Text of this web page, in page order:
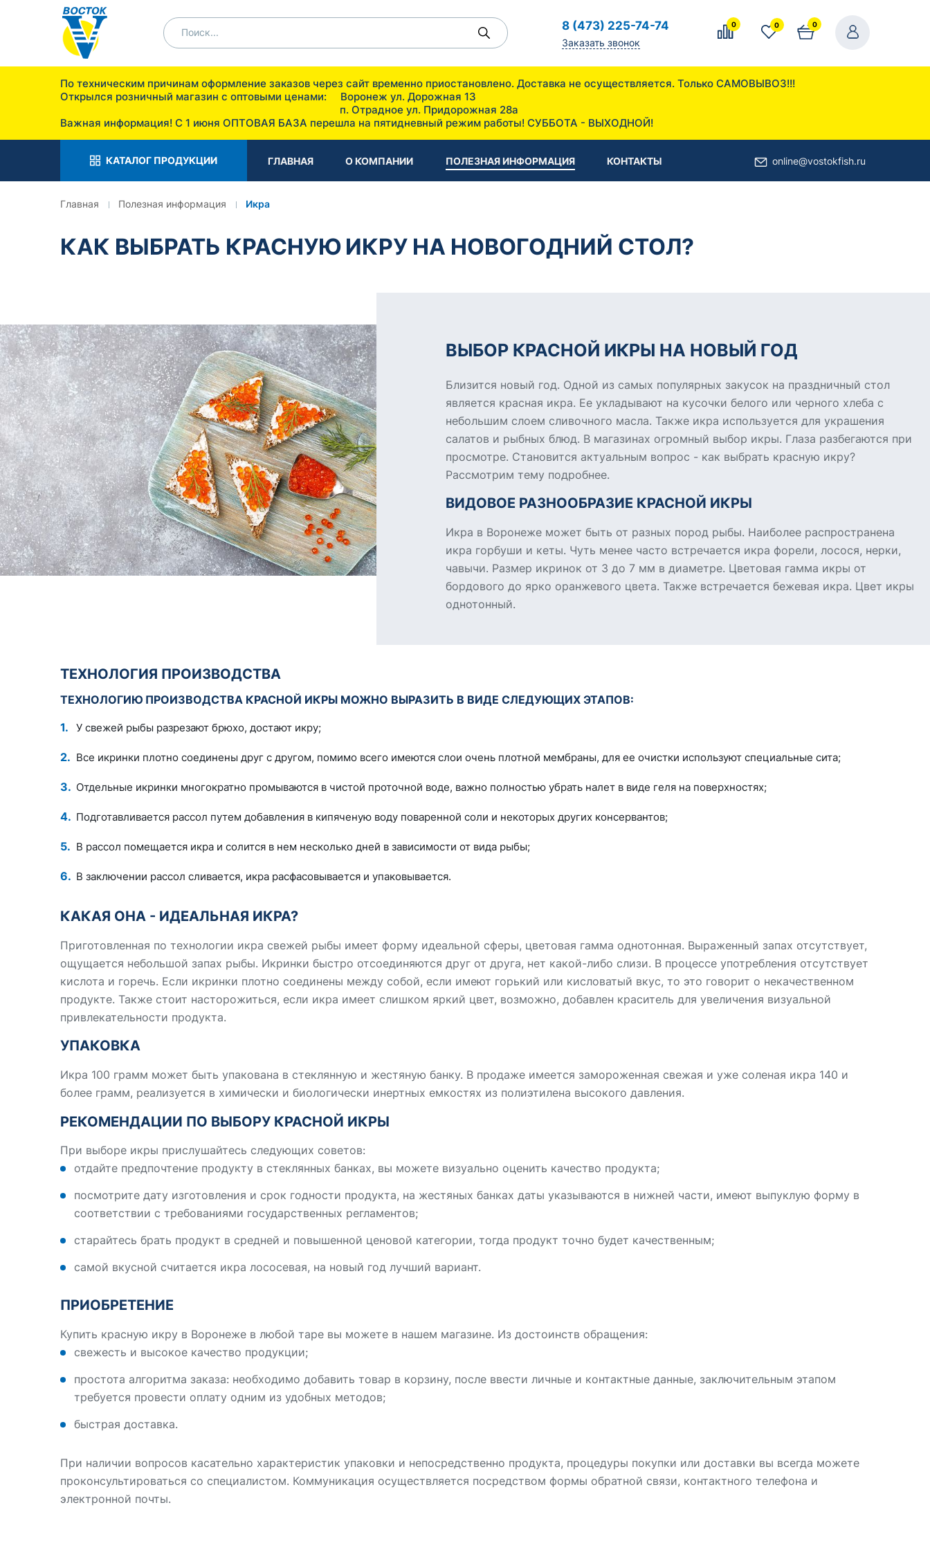
8 (473) 225-74-74
Заказать звонок
0 0 0
По техническим причинам оформление заказов через сайт временно приостановлено. Доставка не осуществляется. Только САМОВЫВОЗ!!!
Открылся розничный магазин с оптовыми ценами: Воронеж ул. Дорожная 13
п. Отрадное ул. Придорожная 28а
Важная информация! С 1 июня ОПТОВАЯ БАЗА перешла на пятидневный режим работы! СУББОТА - ВЫХОДНОЙ!
КАТАЛОГ ПРОДУКЦИИ ГЛАВНАЯ О КОМПАНИИ ПОЛЕЗНАЯ ИНФОРМАЦИЯ КОНТАКТЫ online@vostokfish.ru
Главная Полезная информация Икра
КАК ВЫБРАТЬ КРАСНУЮ ИКРУ НА НОВОГОДНИЙ СТОЛ?
ВЫБОР КРАСНОЙ ИКРЫ НА НОВЫЙ ГОД
Близится новый год. Одной из самых популярных закусок на праздничный стол
является красная икра. Ее укладывают на кусочки белого или черного хлеба с
небольшим слоем сливочного масла. Также икра используется для украшения
салатов и рыбных блюд. В магазинах огромный выбор икры. Глаза разбегаются при
просмотре. Становится актуальным вопрос - как выбрать красную икру?
Рассмотрим тему подробнее.
ВИДОВОЕ РАЗНООБРАЗИЕ КРАСНОЙ ИКРЫ
Икра в Воронеже может быть от разных пород рыбы. Наиболее распространена
икра горбуши и кеты. Чуть менее часто встречается икра форели, лосося, нерки,
чавычи. Размер икринок от 3 до 7 мм в диаметре. Цветовая гамма икры от
бордового до ярко оранжевого цвета. Также встречается бежевая икра. Цвет икры
однотонный.
ТЕХНОЛОГИЯ ПРОИЗВОДСТВА
ТЕХНОЛОГИЮ ПРОИЗВОДСТВА КРАСНОЙ ИКРЫ МОЖНО ВЫРАЗИТЬ В ВИДЕ СЛЕДУЮЩИХ ЭТАПОВ:
У свежей рыбы разрезают брюхо, достают икру;
Все икринки плотно соединены друг с другом, помимо всего имеются слои очень плотной мембраны, для ее очистки используют специальные сита;
Отдельные икринки многократно промываются в чистой проточной воде, важно полностью убрать налет в виде геля на поверхностях;
Подготавливается рассол путем добавления в кипяченую воду поваренной соли и некоторых других консервантов;
В рассол помещается икра и солится в нем несколько дней в зависимости от вида рыбы;
В заключении рассол сливается, икра расфасовывается и упаковывается.
КАКАЯ ОНА - ИДЕАЛЬНАЯ ИКРА?
Приготовленная по технологии икра свежей рыбы имеет форму идеальной сферы, цветовая гамма однотонная. Выраженный запах отсутствует,
ощущается небольшой запах рыбы. Икринки быстро отсоединяются друг от друга, нет какой-либо слизи. В процессе употребления отсутствует
кислота и горечь. Если икринки плотно соединены между собой, если имеют горький или кисловатый вкус, то это говорит о некачественном
продукте. Также стоит насторожиться, если икра имеет слишком яркий цвет, возможно, добавлен краситель для увеличения визуальной
привлекательности продукта.
УПАКОВКА
Икра 100 грамм может быть упакована в стеклянную и жестяную банку. В продаже имеется замороженная свежая и уже соленая икра 140 и
более грамм, реализуется в химически и биологически инертных емкостях из полиэтилена высокого давления.
РЕКОМЕНДАЦИИ ПО ВЫБОРУ КРАСНОЙ ИКРЫ
При выборе икры прислушайтесь следующих советов:
отдайте предпочтение продукту в стеклянных банках, вы можете визуально оценить качество продукта;
посмотрите дату изготовления и срок годности продукта, на жестяных банках даты указываются в нижней части, имеют выпуклую форму в
соответствии с требованиями государственных регламентов;
старайтесь брать продукт в средней и повышенной ценовой категории, тогда продукт точно будет качественным;
самой вкусной считается икра лососевая, на новый год лучший вариант.
ПРИОБРЕТЕНИЕ
Купить красную икру в Воронеже в любой таре вы можете в нашем магазине. Из достоинств обращения:
свежесть и высокое качество продукции;
простота алгоритма заказа: необходимо добавить товар в корзину, после ввести личные и контактные данные, заключительным этапом
требуется провести оплату одним из удобных методов;
быстрая доставка.
При наличии вопросов касательно характеристик упаковки и непосредственно продукта, процедуры покупки или доставки вы всегда можете
проконсультироваться со специалистом. Коммуникация осуществляется посредством формы обратной связи, контактного телефона и
электронной почты.